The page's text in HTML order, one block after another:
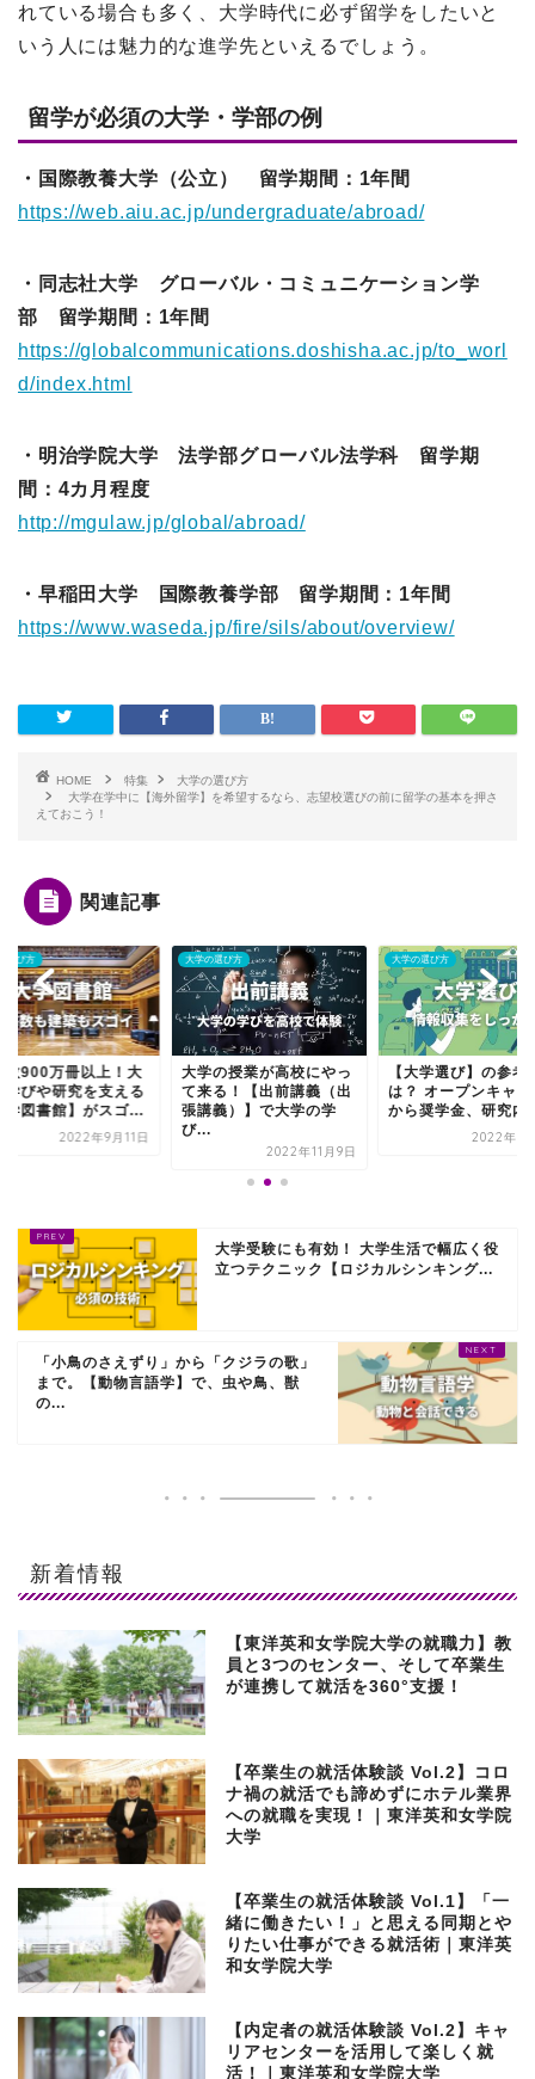
れている場合も多く、大学時代に必ず留学をしたいと
いう人には魅力的な進学先といえるでしょう。
留学が必須の大学・学部の例
・国際教養大学（公立） 留学期間：1年間
https://web.aiu.ac.jp/undergraduate/abroad/
・同志社大学 グローバル・コミュニケーション学
部 留学期間：1年間
https://globalcommunications.doshisha.ac.jp/to_worl
d/index.html
・明治学院大学 法学部グローバル法学科 留学期
間：4カ月程度
http://mgulaw.jp/global/abroad/
・早稲田大学 国際教養学部 留学期間：1年間
https://www.waseda.jp/fire/sils/about/overview/
HOME 特集
大学の選び方
大学在学中に【海外留学】を希望するなら、志望校選びの前に留学の基本を押さ
えておこう！
関連記事
選び方
数900万冊以上！大
学びや研究を支える
学図書館】がスゴ...
2022年9月11日
大学の選び方
大学の授業が高校にやっ
て来る！【出前講義（出
張講義）】で大学の学
び...
2022年11月9日
大学の選び方
【大学選び】の参考
は？ オープンキャン
から奨学金、研究内
2022年3
大学受験にも有効！ 大学生活で幅広く役
立つテクニック【ロジカルシンキング...
「小鳥のさえずり」から「クジラの歌」
まで。【動物言語学】で、虫や鳥、獣
の...
新着情報
【東洋英和女学院大学の就職力】教
員と3つのセンター、そして卒業生
が連携して就活を360°支援！
【卒業生の就活体験談 Vol.2】コロ
ナ禍の就活でも諦めずにホテル業界
への就職を実現！｜東洋英和女学院
大学
【卒業生の就活体験談 Vol.1】「一
緒に働きたい！」と思える同期とや
りたい仕事ができる就活術｜東洋英
和女学院大学
【内定者の就活体験談 Vol.2】キャ
リアセンターを活用して楽しく就
活！｜東洋英和女学院大学